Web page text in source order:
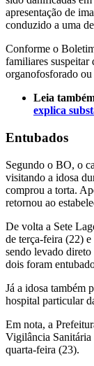
apresentação de
conduzido a uma
Conforme o
familiares suspeitar
organofosforado
Leia
explica
Entubados
Segundo o BO, o
visitando a idosa
comprou a torta.
retornou ao
De volta a Sete
de terça-feira (22)
sendo levado
dois foram
Já a idosa também
hospital particular
Em nota, a
Vigilância Sanitária
quarta-feira (23).